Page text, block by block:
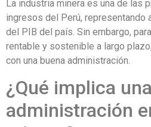
La industria minera es una de las
ingresos del Perú, representando
del PIB del país. Sin embargo,
rentable y sostenible a largo
con una buena administración.
¿Qué implica
administración